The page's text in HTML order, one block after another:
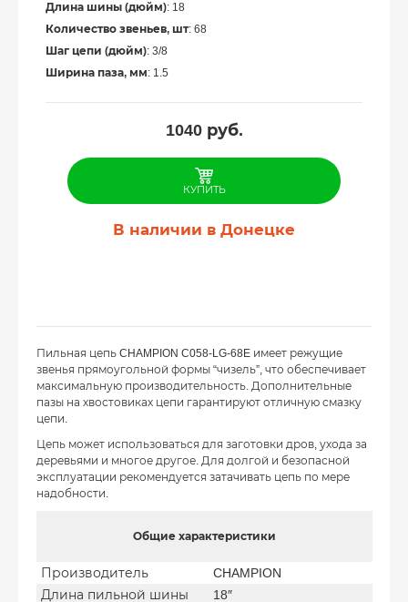
Длина шины (дюйм): 18
Количество звеньев, шт: 68
Шаг цепи (дюйм): 3/8
Ширина паза, мм: 1.5
1040руб.
КУПИТЬ
В наличии в Донецке
Пильная цепь CHAMPION C058-LG-68E имеет режущие
звенья прямоугольной формы “чизель”, что обеспечивает
максимальную производительность. Дополнительные
пазы на хвостовиках цепи гарантируют отличную смазку
цепи.
Цепь может использоваться для заготовки дров, ухода за
деревьями и многое другое. Для долгой и безопасной
эксплуатации рекомендуется затачивать цепь по мере
надобности.
Общие характеристики
Производитель
CHAMPION
Длина пильной шины
18″